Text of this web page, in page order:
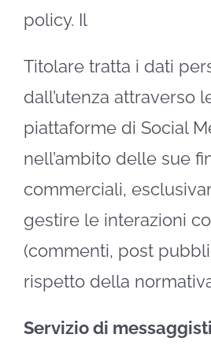
policy. Il
Titolare tratta i dati
dall’utenza attraverso
piattaforme di Social
nell’ambito delle sue
commerciali,
gestire le interazioni
(commenti, post
rispetto della
Servizio di